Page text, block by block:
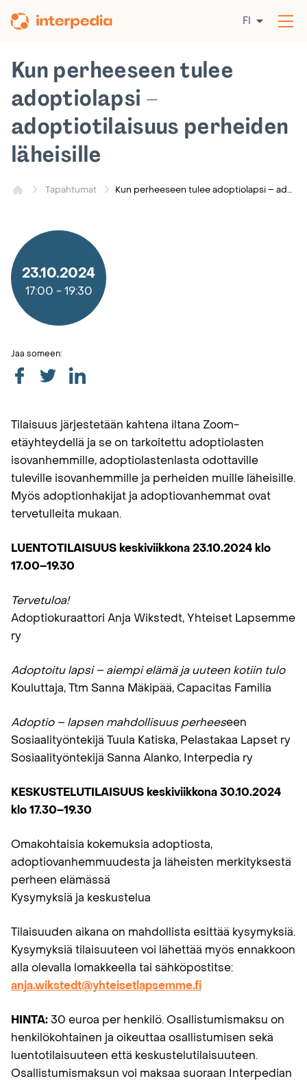
sisältöön
FI
Tapahtumat Kun perheeseen tulee adoptiolapsi – adoptiotilaisuus perheiden läheisille
Kun perheeseen tulee
adoptiolapsi –
adoptiotilaisuus perheiden
läheisille
23.10.2024
17:00 -19:30
Jaa someen:
Tilaisuus järjestetään kahtena iltana Zoom-
etäyhteydellä ja se on tarkoitettu adoptiolasten
isovanhemmille, adoptiolastenlasta odottaville
tuleville isovanhemmille ja perheiden muille läheisille.
Myös adoptionhakijat ja adoptiovanhemmat ovat
tervetulleita mukaan.
LUENTOTILAISUUS keskiviikkona 23.10.2024 klo
17.00–19.30
Tervetuloa!
Adoptiokuraattori Anja Wikstedt, Yhteiset Lapsemme
ry
Adoptoitu lapsi – aiempi elämä ja uuteen kotiin tulo
Kouluttaja, Ttm Sanna Mäkipää, Capacitas Familia
Adoptio – lapsen mahdollisuus perheeseen
Sosiaalityöntekijä Tuula Katiska, Pelastakaa Lapset ry
Sosiaalityöntekijä Sanna Alanko, Interpedia ry
KESKUSTELUTILAISUUS keskiviikkona 30.10.2024
klo 17.30–19.30
Omakohtaisia kokemuksia adoptiosta,
adoptiovanhemmuudesta ja läheisten merkityksestä
perheen elämässä
Kysymyksiä ja keskustelua
Tilaisuuden aikana on mahdollista esittää kysymyksiä.
Kysymyksiä tilaisuuteen voi lähettää myös ennakkoon
alla olevalla lomakkeella tai sähköpostitse:
anja.wikstedt@yhteisetlapsemme.fi
HINTA:30 euroa per henkilö. Osallistumismaksu on
henkilökohtainen ja oikeuttaa osallistumisen sekä
luentotilaisuuteen että keskustelutilaisuuteen.
Osallistumismaksun voi maksaa suoraan Interpedian